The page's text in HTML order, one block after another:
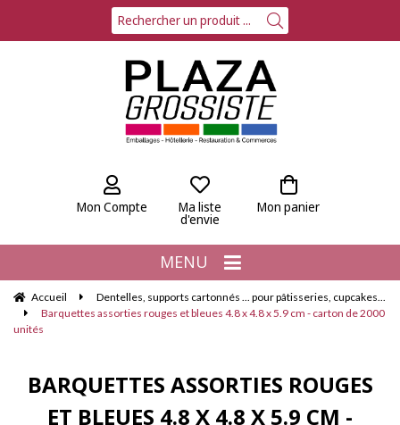
Mon Compte Mon panier
Ma liste
d'envie
MENU
Accueil
Dentelles, supports cartonnés ... pour pâtisseries, cupcakes...
Barquettes assorties rouges et bleues 4.8 x 4.8 x 5.9 cm - carton de 2000
unités
BARQUETTES ASSORTIES ROUGES
ET BLEUES 4.8 X 4.8 X 5.9 CM -